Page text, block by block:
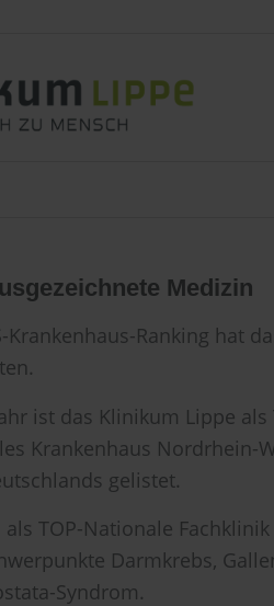
Medizin
Krankenhaus-Ranking hat
ist das Klinikum Lippe als
Krankenhaus Nordrhein-
gelistet.
TOP-Nationale
Darmkrebs,
Syndrom.